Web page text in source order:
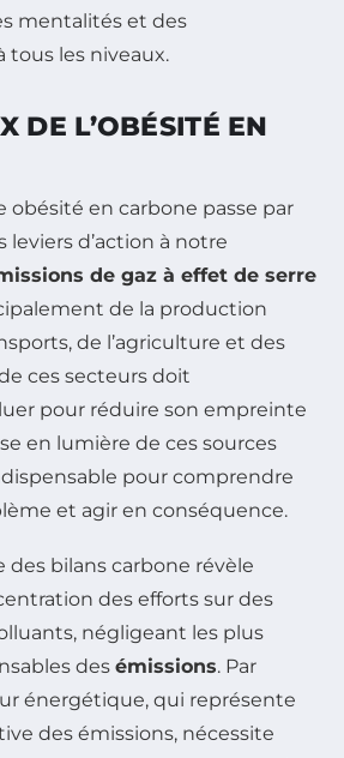
mentalités et des
les niveaux.
DE L’OBÉSITÉ EN
obésité en carbone passe par
leviers d’action à notre
de gaz à effet de serre
de la production
de l’agriculture et des
ces secteurs doit
pour réduire son empreinte
en lumière de ces sources
pour comprendre
et agir en conséquence.
des bilans carbone révèle
des efforts sur des
négligeant les plus
des émissions. Par
énergétique, qui représente
des émissions, nécessite